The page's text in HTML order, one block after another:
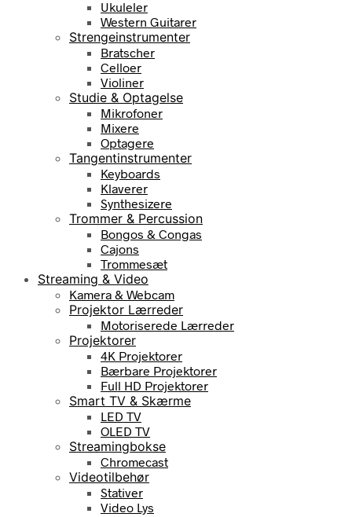
Ukuleler
Western Guitarer
Strengeinstrumenter
Bratscher
Celloer
Violiner
Studie & Optagelse
Mikrofoner
Mixere
Optagere
Tangentinstrumenter
Keyboards
Klaverer
Synthesizere
Trommer & Percussion
Bongos & Congas
Cajons
Trommesæt
Streaming & Video
Kamera & Webcam
Projektor Lærreder
Motoriserede Lærreder
Projektorer
4K Projektorer
Bærbare Projektorer
Full HD Projektorer
Smart TV & Skærme
LED TV
OLED TV
Streamingbokse
Chromecast
Videotilbehør
Stativer
Video Lys